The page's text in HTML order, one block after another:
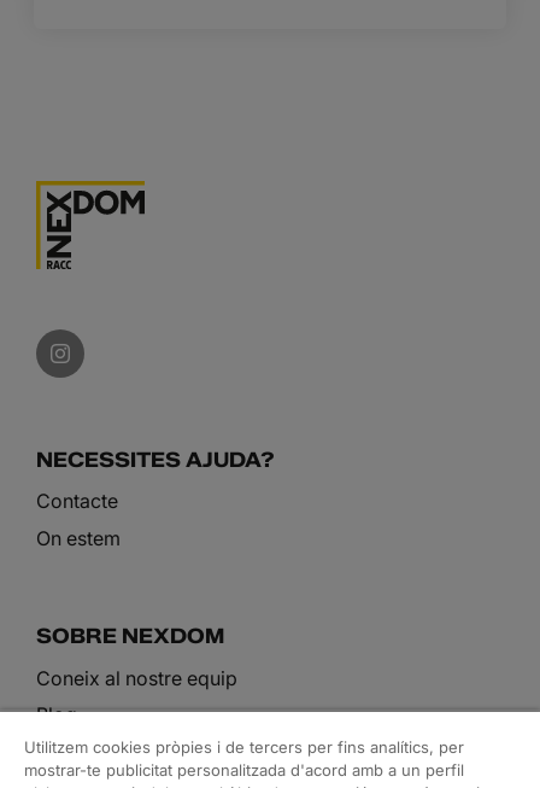
NECESSITES AJUDA?
Contacte
On estem
SOBRE NEXDOM
Coneix al nostre equip
Blog
Utilitzem cookies pròpies i de tercers per fins analítics, per
mostrar-te publicitat personalitzada d'acord amb a un perfil